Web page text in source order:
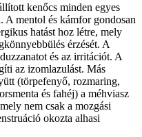
kenőcs minden egyes
A mentol és kámfor gondosan
hatást hoz létre, mely
érzését. A
és az irritációt. A
az izomlazulást. Más
(törpefenyő, rozmaring,
és fahéj) a méhviasz
nem csak a mozgási
okozta alhasi